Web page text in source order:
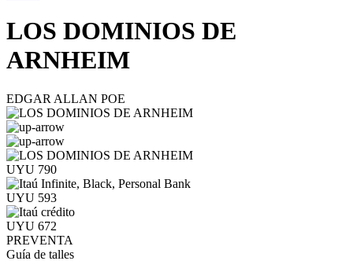
LOS DOMINIOS DE
ARNHEIM
EDGAR ALLAN POE
UYU 790
UYU 593
UYU 672
PREVENTA
Guía de talles